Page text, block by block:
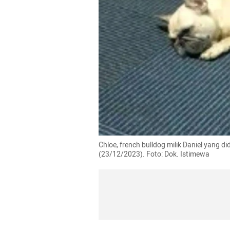
Chloe, french bulldog milik Daniel yang
(23/12/2023). Foto: Dok. Istimewa